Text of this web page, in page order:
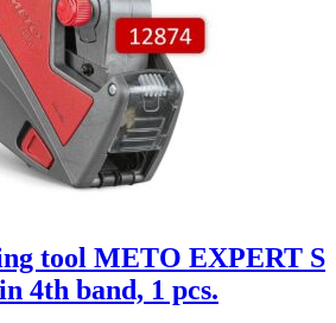
tool METO EXPERT S
4th band, 1 pcs.